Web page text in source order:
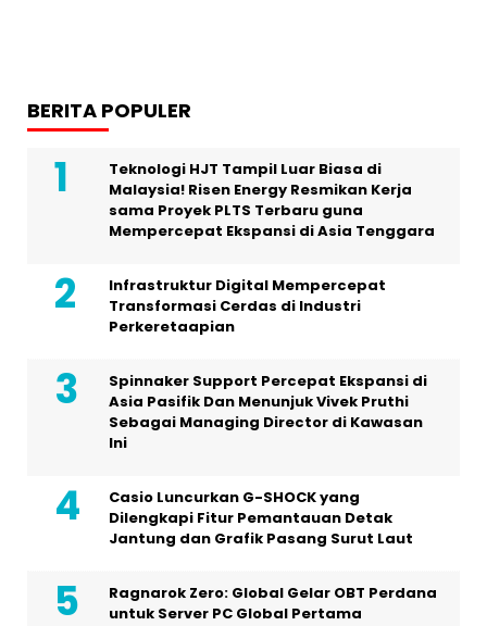
BERITA POPULER
Teknologi HJT Tampil Luar Biasa di
Malaysia! Risen Energy Resmikan Kerja
sama Proyek PLTS Terbaru guna
Mempercepat Ekspansi di Asia Tenggara
Infrastruktur Digital Mempercepat
Transformasi Cerdas di Industri
Perkeretaapian
Spinnaker Support Percepat Ekspansi di
Asia Pasifik Dan Menunjuk Vivek Pruthi
Sebagai Managing Director di Kawasan
Ini
Casio Luncurkan G-SHOCK yang
Dilengkapi Fitur Pemantauan Detak
Jantung dan Grafik Pasang Surut Laut
Ragnarok Zero: Global Gelar OBT Perdana
untuk Server PC Global Pertama